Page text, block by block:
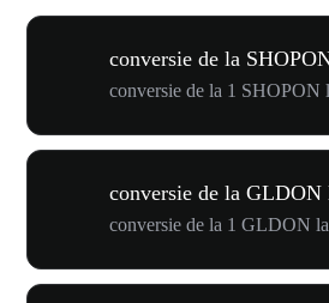
conversie de la
conversie de la 1 SHOPON
conversie de la GLDON
conversie de la 1 GLDON